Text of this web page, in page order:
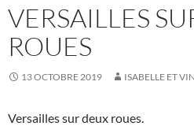
VERSAILLES
ROUES
13 OCTOBRE 2019 ISABELLE ET
Versailles sur deux roues.